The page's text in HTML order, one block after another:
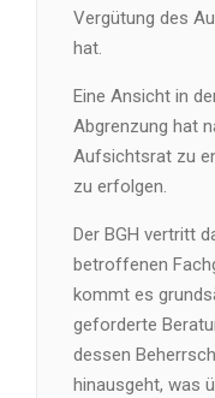
Vergütung des
hat.
Eine Ansicht in
Abgrenzung hat
Aufsichtsrat zu
zu erfolgen.
Der BGH vertritt
betroffenen
kommt es
geforderte
dessen
hinausgeht, was